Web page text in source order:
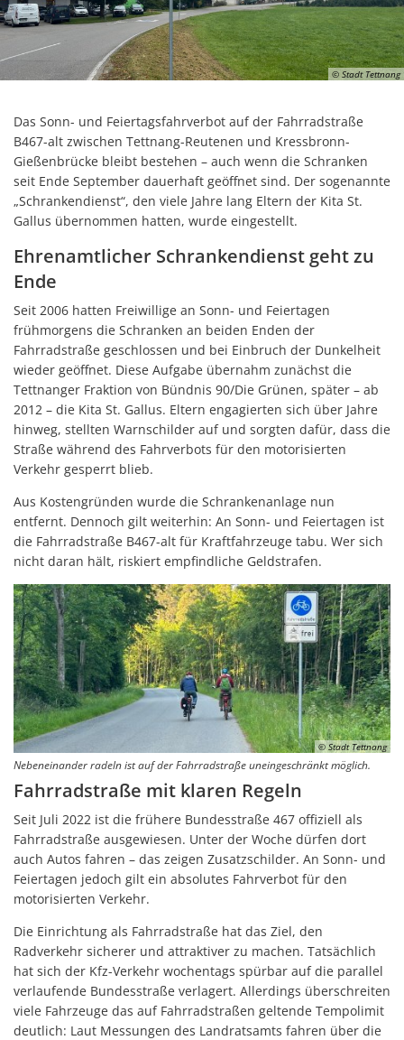
© Stadt Tettnang
Das Sonn- und Feiertagsfahrverbot auf der Fahrradstraße
B467-alt zwischen Tettnang-Reutenen und Kressbronn-
Gießenbrücke bleibt bestehen – auch wenn die Schranken
seit Ende September dauerhaft geöffnet sind. Der sogenannte
„Schrankendienst“, den viele Jahre lang Eltern der Kita St.
Gallus übernommen hatten, wurde eingestellt.
Ehrenamtlicher Schrankendienst geht zu
Ende
Seit 2006 hatten Freiwillige an Sonn- und Feiertagen
frühmorgens die Schranken an beiden Enden der
Fahrradstraße geschlossen und bei Einbruch der Dunkelheit
wieder geöffnet. Diese Aufgabe übernahm zunächst die
Tettnanger Fraktion von Bündnis 90/Die Grünen, später – ab
2012 – die Kita St. Gallus. Eltern engagierten sich über Jahre
hinweg, stellten Warnschilder auf und sorgten dafür, dass die
Straße während des Fahrverbots für den motorisierten
Verkehr gesperrt blieb.
Aus Kostengründen wurde die Schrankenanlage nun
entfernt. Dennoch gilt weiterhin: An Sonn- und Feiertagen ist
die Fahrradstraße B467-alt für Kraftfahrzeuge tabu. Wer sich
nicht daran hält, riskiert empfindliche Geldstrafen.
© Stadt Tettnang
Nebeneinander radeln ist auf der Fahrradstraße uneingeschränkt möglich.
Fahrradstraße mit klaren Regeln
Seit Juli 2022 ist die frühere Bundesstraße 467 offiziell als
Fahrradstraße ausgewiesen. Unter der Woche dürfen dort
auch Autos fahren – das zeigen Zusatzschilder. An Sonn- und
Feiertagen jedoch gilt ein absolutes Fahrverbot für den
motorisierten Verkehr.
Die Einrichtung als Fahrradstraße hat das Ziel, den
Radverkehr sicherer und attraktiver zu machen. Tatsächlich
hat sich der Kfz-Verkehr wochentags spürbar auf die parallel
verlaufende Bundesstraße verlagert. Allerdings überschreiten
viele Fahrzeuge das auf Fahrradstraßen geltende Tempolimit
deutlich: Laut Messungen des Landratsamts fahren über die